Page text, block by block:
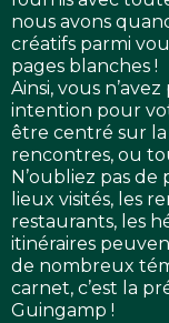
nous avons
créatifs parmi
pages blanches !
Ainsi, vous
intention pour
être centré sur la
rencontres, ou
N’oubliez pas
lieux visités, les
restaurants, les
itinéraires
de nombreux
carnet, c’est la
Guingamp !